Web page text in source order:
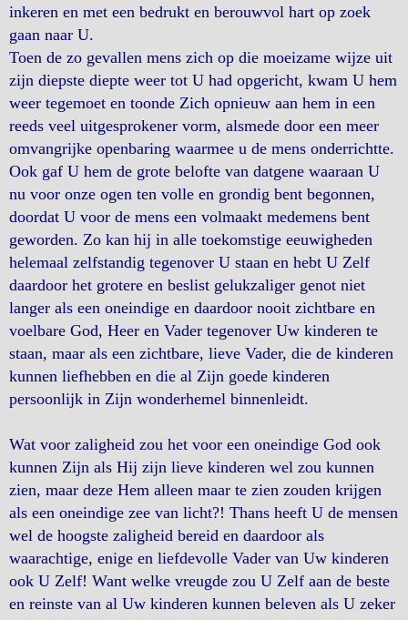
inkeren en met een bedrukt en berouwvol hart op zoek
gaan naar U.
Toen de zo gevallen mens zich op die moeizame wijze uit
zijn diepste diepte weer tot U had opgericht, kwam U hem
weer tegemoet en toonde Zich opnieuw aan hem in een
reeds veel uitgesprokener vorm, alsmede door een meer
omvangrijke openbaring waarmee u de mens onderrichtte.
Ook gaf U hem de grote belofte van datgene waaraan U
nu voor onze ogen ten volle en grondig bent begonnen,
doordat U voor de mens een volmaakt medemens bent
geworden. Zo kan hij in alle toekomstige eeuwigheden
helemaal zelfstandig tegenover U staan en hebt U Zelf
daardoor het grotere en beslist gelukzaliger genot niet
langer als een oneindige en daardoor nooit zichtbare en
voelbare God, Heer en Vader tegenover Uw kinderen te
staan, maar als een zichtbare, lieve Vader, die de kinderen
kunnen liefhebben en die al Zijn goede kinderen
persoonlijk in Zijn wonderhemel binnenleidt.
Wat voor zaligheid zou het voor een oneindige God ook
kunnen Zijn als Hij zijn lieve kinderen wel zou kunnen
zien, maar deze Hem alleen maar te zien zouden krijgen
als een oneindige zee van licht?! Thans heeft U de mensen
wel de hoogste zaligheid bereid en daardoor als
waarachtige, enige en liefdevolle Vader van Uw kinderen
ook U Zelf! Want welke vreugde zou U Zelf aan de beste
en reinste van al Uw kinderen kunnen beleven als U zeker